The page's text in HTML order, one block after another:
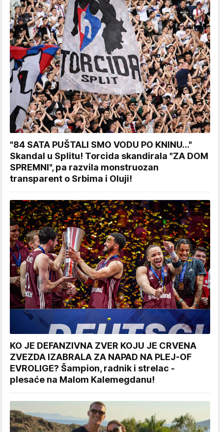
"84 SATA PUŠTALI SMO VODU PO KNINU..."
Skandal u Splitu! Torcida skandirala "ZA DOM
SPREMNI", pa razvila monstruozan
transparent o Srbima i Oluji!
KO JE DEFANZIVNA ZVER KOJU JE CRVENA
ZVEZDA IZABRALA ZA NAPAD NA PLEJ-OF
EVROLIGE? Šampion, radnik i strelac -
plesaće na Malom Kalemegdanu!